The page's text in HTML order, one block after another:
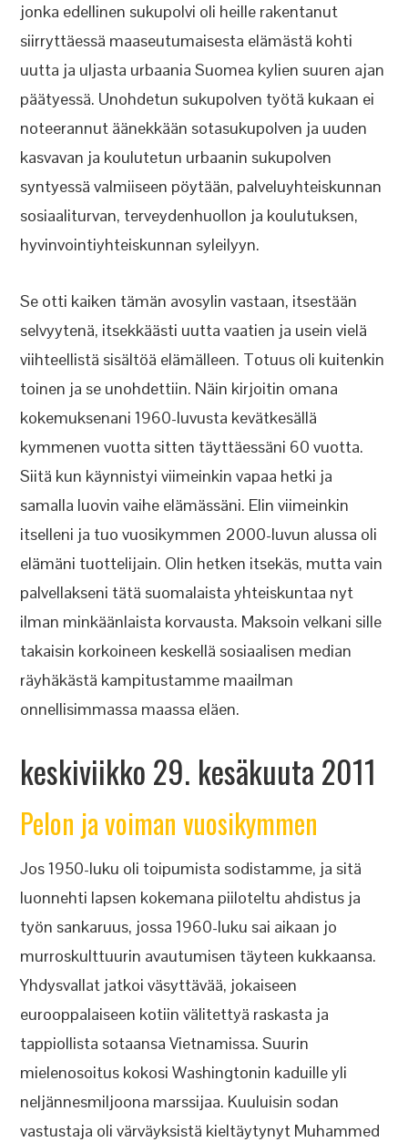
jonka edellinen sukupolvi oli heille rakentanut
siirryttäessä maaseutumaisesta elämästä kohti
uutta ja uljasta urbaania Suomea kylien suuren ajan
päätyessä. Unohdetun sukupolven työtä kukaan ei
noteerannut äänekkään sotasukupolven ja uuden
kasvavan ja koulutetun urbaanin sukupolven
syntyessä valmiiseen pöytään, palveluyhteiskunnan
sosiaaliturvan, terveydenhuollon ja koulutuksen,
hyvinvointiyhteiskunnan syleilyyn.
Se otti kaiken tämän avosylin vastaan, itsestään
selvyytenä, itsekkäästi uutta vaatien ja usein vielä
viihteellistä sisältöä elämälleen. Totuus oli kuitenkin
toinen ja se unohdettiin. Näin kirjoitin omana
kokemuksenani 1960-luvusta kevätkesällä
kymmenen vuotta sitten täyttäessäni 60 vuotta.
Siitä kun käynnistyi viimeinkin vapaa hetki ja
samalla luovin vaihe elämässäni. Elin viimeinkin
itselleni ja tuo vuosikymmen 2000-luvun alussa oli
elämäni tuottelijain. Olin hetken itsekäs, mutta vain
palvellakseni tätä suomalaista yhteiskuntaa nyt
ilman minkäänlaista korvausta. Maksoin velkani sille
takaisin korkoineen keskellä sosiaalisen median
räyhäkästä kampitustamme maailman
onnellisimmassa maassa eläen.
keskiviikko 29. kesäkuuta 2011
Pelon ja voiman vuosikymmen
Jos 1950-luku oli toipumista sodistamme, ja sitä
luonnehti lapsen kokemana piiloteltu ahdistus ja
työn sankaruus, jossa 1960-luku sai aikaan jo
murroskulttuurin avautumisen täyteen kukkaansa.
Yhdysvallat jatkoi väsyttävää, jokaiseen
eurooppalaiseen kotiin välitettyä raskasta ja
tappiollista sotaansa Vietnamissa. Suurin
mielenosoitus kokosi Washingtonin kaduille yli
neljännesmiljoona marssijaa. Kuuluisin sodan
vastustaja oli värväyksistä kieltäytynyt Muhammed